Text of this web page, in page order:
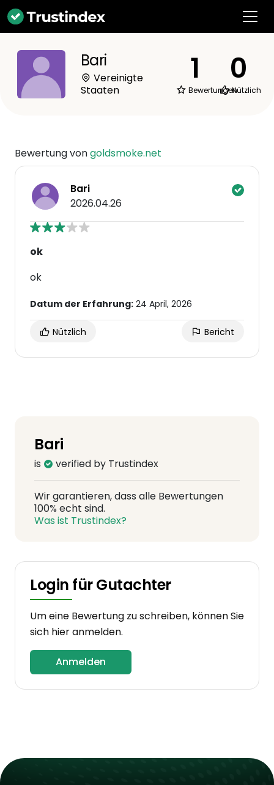
Bari
Vereinigte
Staaten
1
Bewertungen
0
Nützlich
Bewertung vongoldsmoke.net
Bari
2026.04.26
ok
ok
Datum der Erfahrung: 24 April, 2026
Nützlich Bericht
Bari
is verified by Trustindex
Wir garantieren, dass alle Bewertungen
100% echt sind.
Was ist Trustindex?
Login für Gutachter
Um eine Bewertung zu schreiben, können Sie
sich hier anmelden.
Anmelden